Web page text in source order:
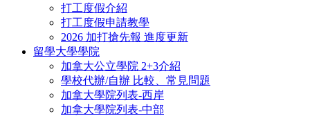
打工度假介紹
打工度假申請教學
2026 加打搶先報 進度更新
留學大學學院
加拿大公立學院 2+3介紹
學校代辦/自辦 比較、常見問題
加拿大學院列表-西岸
加拿大學院列表-中部